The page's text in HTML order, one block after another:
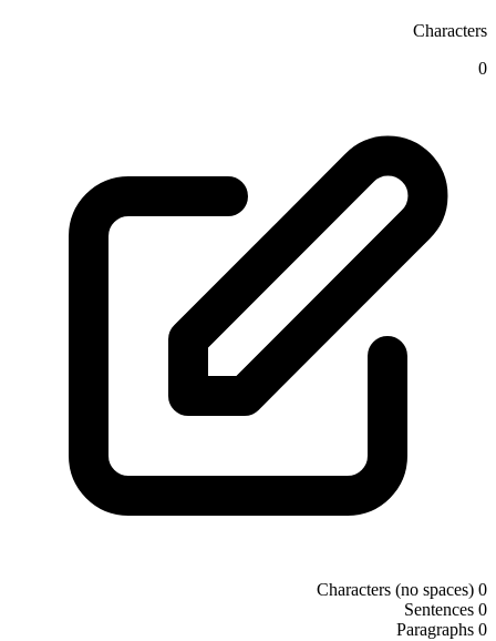
Characters
0
Characters (no spaces) 0
Sentences 0
Paragraphs 0